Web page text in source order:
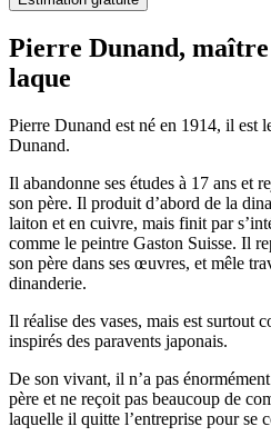
Pierre Dunand,
laque
Pierre Dunand est né en 1914, il est
Dunand.
Il abandonne ses études à 17 ans et
son père. Il produit d’abord de la
laiton et en cuivre, mais finit par
comme le peintre Gaston Suisse. Il
son père dans ses œuvres, et mêle
dinanderie.
Il réalise des vases, mais est surtout
inspirés des paravents japonais.
De son vivant, il n’a pas
père et ne reçoit pas beaucoup de
laquelle il quitte l’entreprise pour se